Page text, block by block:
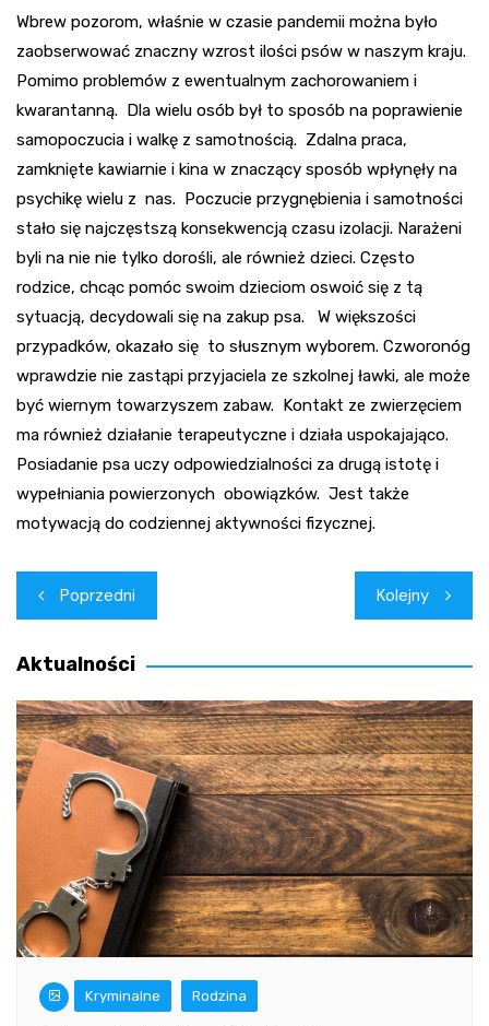
Wbrew pozorom, właśnie w czasie pandemii można było
zaobserwować znaczny wzrost ilości psów w naszym kraju.
Pomimo problemów z ewentualnym zachorowaniem i
kwarantanną. Dla wielu osób był to sposób na poprawienie
samopoczucia i walkę z samotnością. Zdalna praca,
zamknięte kawiarnie i kina w znaczący sposób wpłynęły na
psychikę wielu z nas. Poczucie przygnębienia i samotności
stało się najczęstszą konsekwencją czasu izolacji. Narażeni
byli na nie nie tylko dorośli, ale również dzieci. Często
rodzice, chcąc pomóc swoim dzieciom oswoić się z tą
sytuacją, decydowali się na zakup psa. W większości
przypadków, okazało się to słusznym wyborem. Czworonóg
wprawdzie nie zastąpi przyjaciela ze szkolnej ławki, ale może
być wiernym towarzyszem zabaw. Kontakt ze zwierzęciem
ma również działanie terapeutyczne i działa uspokajająco.
Posiadanie psa uczy odpowiedzialności za drugą istotę i
wypełniania powierzonych obowiązków. Jest także
motywacją do codziennej aktywności fizycznej.
Nawigacja
wpisu
Poprzedni Kolejny
Aktualności
Kryminalne Rodzina